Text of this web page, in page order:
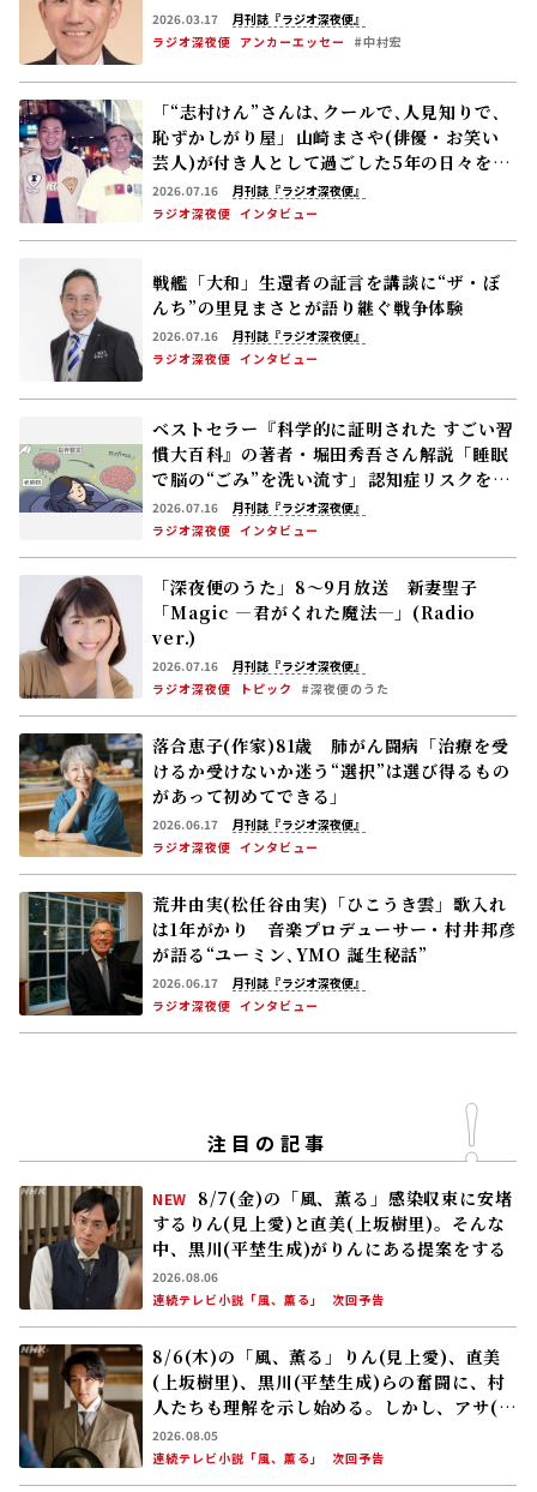
2026.03.17
月刊誌『ラジオ深夜便』
ラジオ深夜便 アンカーエッセー #中村宏
「“志村けん”さんは､クールで､人見知りで､
恥ずかしがり屋」――山崎まさや(俳優・お笑い
芸人)が付き人として過ごした5年の日々を語
る
2026.07.16
月刊誌『ラジオ深夜便』
ラジオ深夜便 インタビュー
戦艦「大和」生還者の証言を講談に――“ザ・ぼ
んち”の里見まさとが語り継ぐ戦争体験
2026.07.16
月刊誌『ラジオ深夜便』
ラジオ深夜便 インタビュー
ベストセラー『科学的に証明された すごい習
慣大百科』の著者・堀田秀吾さん解説「睡眠
で脳の“ごみ”を洗い流す」――認知症リスクを下
げる休養の新常識
2026.07.16
月刊誌『ラジオ深夜便』
ラジオ深夜便 インタビュー
「深夜便のうた」8～9月放送 新妻聖子
「Magic ―君がくれた魔法―」(Radio
ver.)
2026.07.16
月刊誌『ラジオ深夜便』
ラジオ深夜便
トピック #深夜便のうた
落合恵子(作家)81歳 肺がん闘病「治療を受
けるか受けないか迷う――“選択”は選び得るもの
があって初めてできる」
2026.06.17
月刊誌『ラジオ深夜便』
ラジオ深夜便 インタビュー
荒井由実(松任谷由実)「ひこうき雲」歌入れ
は1年がかり 音楽プロデューサー・村井邦彦
が語る“ユーミン､YMO 誕生秘話”
2026.06.17
月刊誌『ラジオ深夜便』
ラジオ深夜便 インタビュー
注目の記事
NEW
8/7(金)の「風、薫る」感染収束に安堵
するりん(見上愛)と直美(上坂樹里)。そんな
中、黒川(平埜生成)がりんにある提案をする
2026.08.06
連続テレビ小説「風、薫る」
次回予告
8/6(木)の「風、薫る」りん(見上愛)、直美
(上坂樹里)、黒川(平埜生成)らの奮闘に、村
人たちも理解を示し始める。しかし、アサ(美
山加恋)の容体はなかなか改善せず……
2026.08.05
連続テレビ小説「風、薫る」
次回予告